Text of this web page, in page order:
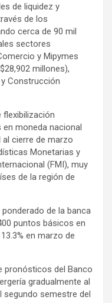
de liquidez y
de los
cerca de 90 mil
sectores
y Mipymes
millones),
Construcción
flexibilización
moneda nacional
cierre de marzo
Monetarias y
(FMI), muy
de la región de
de la banca
puntos básicos en
en marzo de
pronósticos del Banco
gradualmente al
segundo semestre del